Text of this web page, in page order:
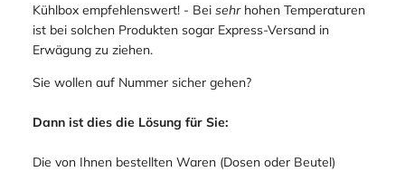
Kühlbox empfehlenswert! - Bei sehrhohen Temperaturen
ist bei solchen Produkten sogar Express-Versand in
Erwägung zu ziehen.
Sie wollen auf Nummer sicher gehen?
Dann ist dies die Lösung für Sie:
Die von Ihnen bestellten Waren (Dosen oder Beutel)